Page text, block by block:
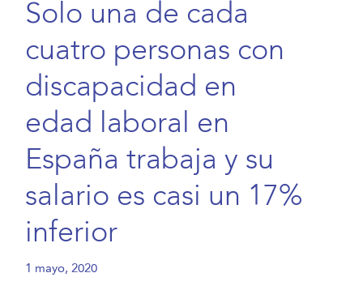
Solo una de cada
cuatro personas con
discapacidad en
edad laboral en
España trabaja y su
salario es casi un 17%
inferior
1 mayo, 2020